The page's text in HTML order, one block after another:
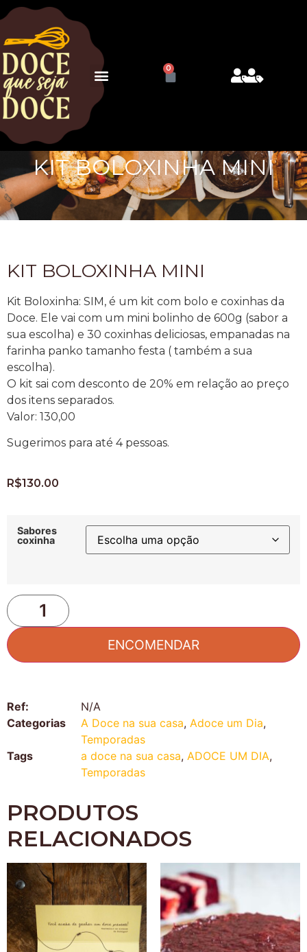
0
KIT BOLOXINHA MINI
KIT BOLOXINHA MINI
Kit Boloxinha: SIM, é um kit com bolo e coxinhas da
Doce. Ele vai com um mini bolinho de 600g (sabor a
sua escolha) e 30 coxinhas deliciosas, empanadas na
farinha panko tamanho festa ( também a sua
escolha).
O kit sai com desconto de 20% em relação ao preço
dos itens separados.
Valor: 130,00
Sugerimos para até 4 pessoas.
R$130.00
Sabores
coxinha
ENCOMENDAR
Ref:
N/A
Categorias
A Doce na sua casa, Adoce um Dia,
Temporadas
Tags
a doce na sua casa, ADOCE UM DIA,
Temporadas
PRODUTOS
RELACIONADOS